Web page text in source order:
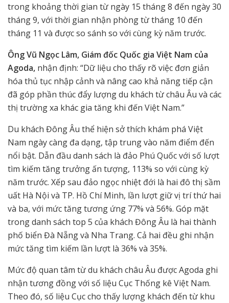
trong khoảng thời gian từ ngày 15 tháng 8 đến ngày 30
tháng 9, với thời gian nhận phòng từ tháng 10 đến
tháng 11 và được so sánh so với cùng kỳ năm trước.
Ông Vũ Ngọc Lâm, Giám đốc Quốc gia Việt Nam của
Agoda, nhận định: “Dữ liệu cho thấy rõ việc đơn giản
hóa thủ tục nhập cảnh và nâng cao khả năng tiếp cận
đã góp phần thúc đẩy lượng du khách từ châu Âu và các
thị trường xa khác gia tăng khi đến Việt Nam.”
Du khách Đông Âu thể hiện sở thích khám phá Việt
Nam ngày càng đa dạng, tập trung vào năm điểm đến
nổi bật. Dẫn đầu danh sách là đảo Phú Quốc với số lượt
tìm kiếm tăng trưởng ấn tượng, 113% so với cùng kỳ
năm trước. Xếp sau đảo ngọc nhiệt đới là hai đô thị sầm
uất Hà Nội và TP. Hồ Chí Minh, lần lượt giữ vị trí thứ hai
và ba, với mức tăng tương ứng 77% và 56%. Góp mặt
trong danh sách top 5 của khách Đông Âu là hai thành
phố biển Đà Nẵng và Nha Trang. Cả hai đều ghi nhận
mức tăng tìm kiếm lần lượt là 36% và 35%.
Mức độ quan tâm từ du khách châu Âu được Agoda ghi
nhận tương đồng với số liệu Cục Thống kê Việt Nam.
Theo đó, số liệu Cục cho thấy lượng khách đến từ khu